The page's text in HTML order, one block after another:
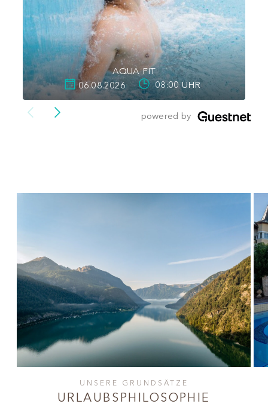
AQUA FIT
06.08.2026
08:00 UHR
powered by
UNSERE GRUNDSÄTZE
URLAUBSPHILOSOPHIE